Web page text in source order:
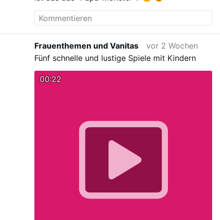
Frauenthemen und Vanitas
vor 2 Wochen
Fünf schnelle und lustige Spiele mit Kindern
00:22